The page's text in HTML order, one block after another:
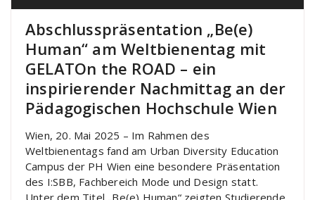
Abschlusspräsentation „Be(e)
Human“ am Weltbienentag mit
GELATOn the ROAD – ein
inspirierender Nachmittag an der
Pädagogischen Hochschule Wien
Wien, 20. Mai 2025 – Im Rahmen des
Weltbienentags fand am Urban Diversity Education
Campus der PH Wien eine besondere Präsentation
des I:SBB, Fachbereich Mode und Design statt.